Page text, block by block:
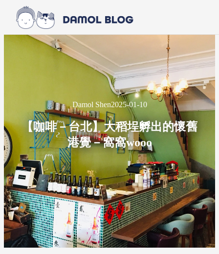
Skip to main content
Damol Shen2025-01-10
【咖啡－台北】大稻埕孵出的懷舊
港覺－窩窩wooo